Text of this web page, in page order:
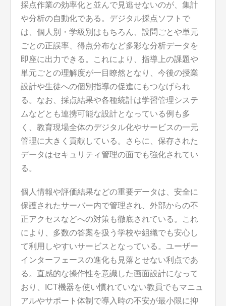
採点作業の効率化と並んで見逃せないのが、集計
や分析の自動化である。デジタル採点ソフトで
は、個人別・学級別はもちろん、設問ごとや単元
ごとの正誤率、得点分布など多彩な分析データを
即座に出力できる。これにより、指導上の課題や
単元ごとの理解度が一目瞭然となり、今後の授業
設計や生徒への個別指導の促進にもつなげられ
る。なお、採点結果や各種統計は学習管理システ
ムなどとも連携可能な設計となっている例も多
く、教育現場全体のデジタル化やサービスの一元
管理に大きく貢献している。さらに、保存された
データはセキュリティ管理の面でも強化されてい
る。
個人情報や評価結果などの重要データは、安全に
保護されたサーバー内で管理され、外部からの不
正アクセスなどへの対策も徹底されている。これ
により、多数の答案を扱う学校や組織でも安心し
て利用しやすいサービスとなっている。ユーザー
インターフェースの進化も見落とせない利点であ
る。直感的な操作性を意識した画面設計になって
おり、ICT機器を使い慣れていない教員でもマニュ
アルやサポート体制で導入時の不安が最小限に抑